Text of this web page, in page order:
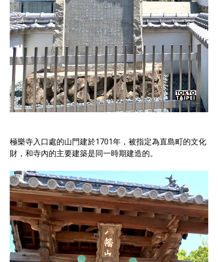
極樂寺入口處的山門建於1701年，被指定為直島町的文化
財，和寺內的主要建築是同一時期建造的。